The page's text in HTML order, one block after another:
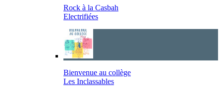
Rock à la Casbah
Electrifiées
Bienvenue au collège
Les Inclassables